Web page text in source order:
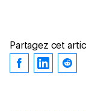
Partagez cet